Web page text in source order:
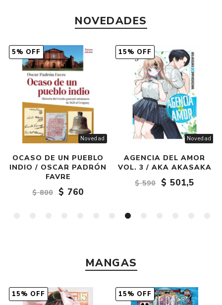
NOVEDADES
Novedad
15% OFF
AGENCIA DEL AMOR
VOL. 3 / AKA AKASAKA
$ 501,5
Novedad
15% OFF
BOY'S ABYSS VOL. 7 /
RYO MINENAMI
$ 590
$ 501,5
MANGAS
15% OFF 15% OFF